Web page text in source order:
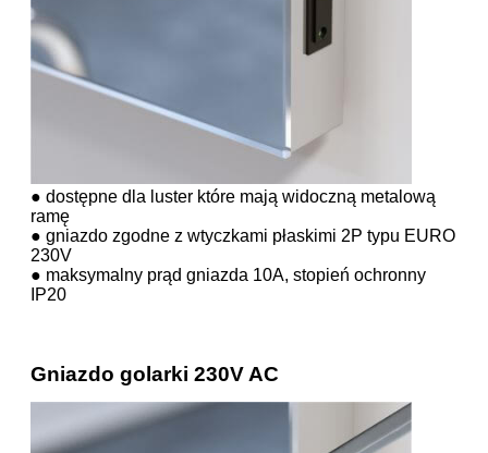
● dostępne dla luster które mają widoczną metalową
ramę
● gniazdo zgodne z wtyczkami płaskimi 2P typu EURO
230V
● maksymalny prąd gniazda 10A, stopień ochronny
IP20
Gniazdo golarki 230V AC